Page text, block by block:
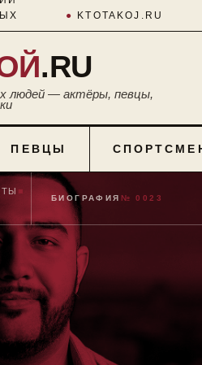
● KTOTAKOJ.RU
.RU
людей — актёры, певцы,
ПЕВЦЫ
■
БИОГРАФИЯ № 0023